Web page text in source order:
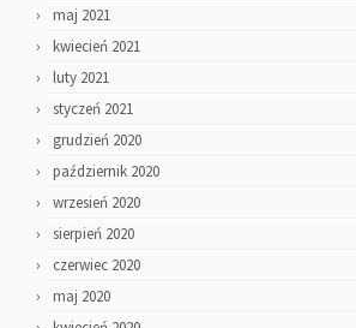
maj 2021
kwiecień 2021
luty 2021
styczeń 2021
grudzień 2020
październik 2020
wrzesień 2020
sierpień 2020
czerwiec 2020
maj 2020